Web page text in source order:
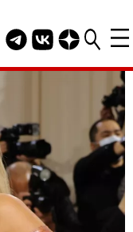
Telegram канал
Группа HELLO
Канал